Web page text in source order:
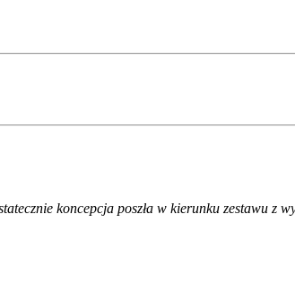
koncepcja poszła w kierunku zestawu z